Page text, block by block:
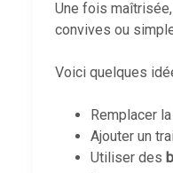
Une fois
convives ou
Voici quelques
Remplacer
Ajouter un
Utiliser des